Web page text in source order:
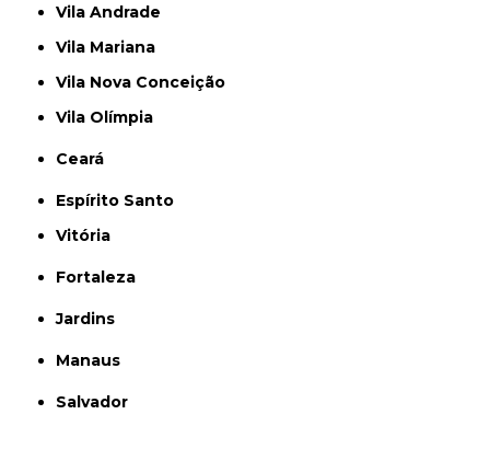
Vila Andrade
Vila Mariana
Vila Nova Conceição
Vila Olímpia
Ceará
Espírito Santo
Vitória
Fortaleza
Jardins
Manaus
Salvador